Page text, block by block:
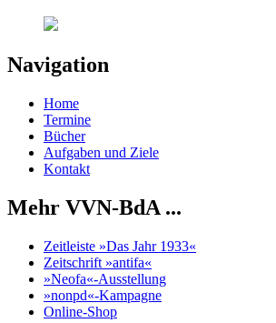
Navigation
Home
Termine
Bücher
Aufgaben und Ziele
Kontakt
Mehr VVN-BdA ...
Zeitleiste »Das Jahr 1933«
Zeitschrift »antifa«
»Neofa«-Ausstellung
»nonpd«-Kampagne
Online-Shop